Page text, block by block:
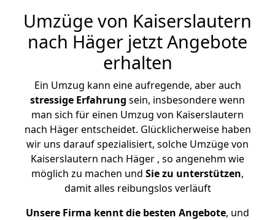
Umzüge von Kaiserslautern
nach Häger jetzt Angebote
erhalten
Ein Umzug kann eine aufregende, aber auch
stressige Erfahrung sein, insbesondere wenn
man sich für einen Umzug von Kaiserslautern
nach Häger entscheidet. Glücklicherweise haben
wir uns darauf spezialisiert, solche Umzüge von
Kaiserslautern nach Häger , so angenehm wie
möglich zu machen und Sie zu unterstützen,
damit alles reibungslos verläuft
Unsere Firma kennt die besten Angebote, und